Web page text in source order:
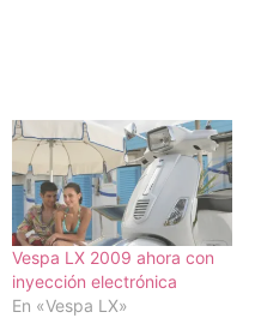
Vespa LX 2009 ahora con
inyección electrónica
En «Vespa LX»